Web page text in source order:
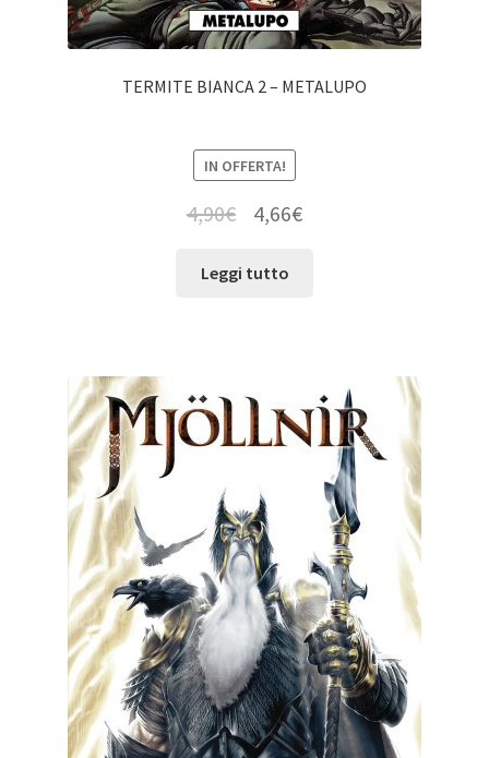
TERMITE BIANCA 2 – METALUPO
IN OFFERTA!
4,90€ 4,66€
Leggi tutto